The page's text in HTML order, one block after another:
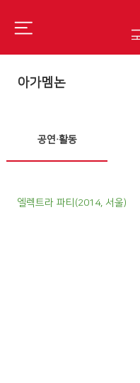
아가멤논
공연·활동
엘렉트라 파티(2014, 서울)